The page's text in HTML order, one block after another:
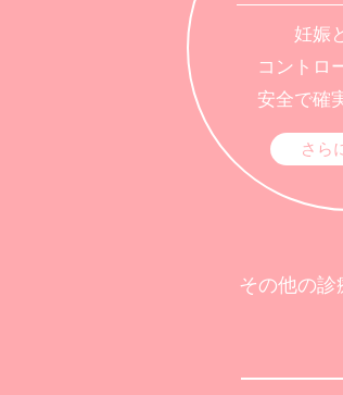
妊娠
コントロ
安全で確
さら
その他の診